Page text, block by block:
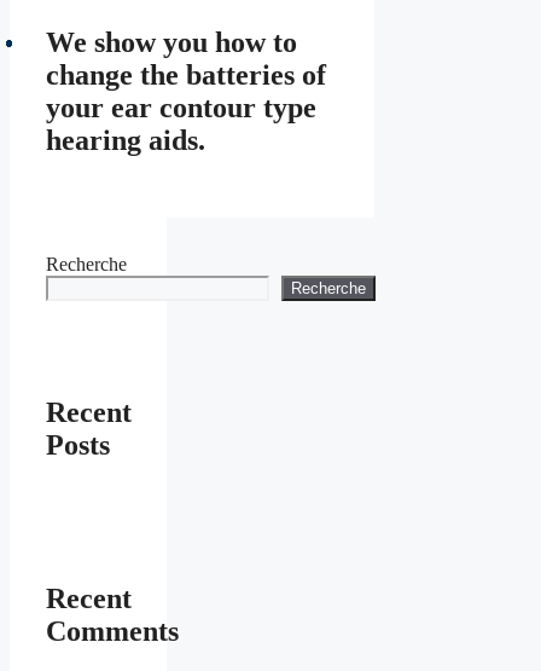
We show you how to
change the batteries of
your ear contour type
hearing aids.
Recherche
Recherche
Recent
Posts
Recent
Comments